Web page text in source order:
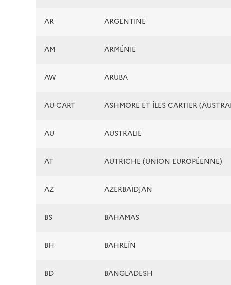
AR ARGENTINE
AM ARMÉNIE
AW ARUBA
AU-CART ASHMORE ET ÎLES CARTIER
AU AUSTRALIE
AT AUTRICHE (UNION EUROPÉENNE)
AZ AZERBAÏDJAN
BS BAHAMAS
BH BAHREÏN
BD BANGLADESH